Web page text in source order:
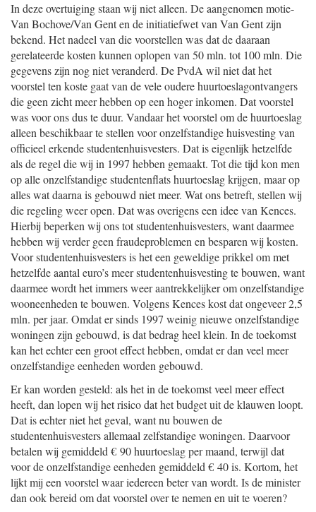
In deze overtuiging staan wij niet alleen. De aangenomen motie-
Van Bochove/Van Gent en de initiatiefwet van Van Gent zijn
bekend. Het nadeel van die voorstellen was dat de daaraan
gerelateerde kosten kunnen oplopen van 50 mln. tot 100 mln. Die
gegevens zijn nog niet veranderd. De PvdA wil niet dat het
voorstel ten koste gaat van de vele oudere huurtoeslagontvangers
die geen zicht meer hebben op een hoger inkomen. Dat voorstel
was voor ons dus te duur. Vandaar het voorstel om de huurtoeslag
alleen beschikbaar te stellen voor onzelfstandige huisvesting van
officieel erkende studentenhuisvesters. Dat is eigenlijk hetzelfde
als de regel die wij in 1997 hebben gemaakt. Tot die tijd kon men
op alle onzelfstandige studentenflats huurtoeslag krijgen, maar op
alles wat daarna is gebouwd niet meer. Wat ons betreft, stellen wij
die regeling weer open. Dat was overigens een idee van Kences.
Hierbij beperken wij ons tot studentenhuisvesters, want daarmee
hebben wij verder geen fraudeproblemen en besparen wij kosten.
Voor studentenhuisvesters is het een geweldige prikkel om met
hetzelfde aantal euro’s meer studentenhuisvesting te bouwen, want
daarmee wordt het immers weer aantrekkelijker om onzelfstandige
wooneenheden te bouwen. Volgens Kences kost dat ongeveer 2,5
mln. per jaar. Omdat er sinds 1997 weinig nieuwe onzelfstandige
woningen zijn gebouwd, is dat bedrag heel klein. In de toekomst
kan het echter een groot effect hebben, omdat er dan veel meer
onzelfstandige eenheden worden gebouwd.
Er kan worden gesteld: als het in de toekomst veel meer effect
heeft, dan lopen wij het risico dat het budget uit de klauwen loopt.
Dat is echter niet het geval, want nu bouwen de
studentenhuisvesters allemaal zelfstandige woningen. Daarvoor
betalen wij gemiddeld € 90 huurtoeslag per maand, terwijl dat
voor de onzelfstandige eenheden gemiddeld € 40 is. Kortom, het
lijkt mij een voorstel waar iedereen beter van wordt. Is de minister
dan ook bereid om dat voorstel over te nemen en uit te voeren?